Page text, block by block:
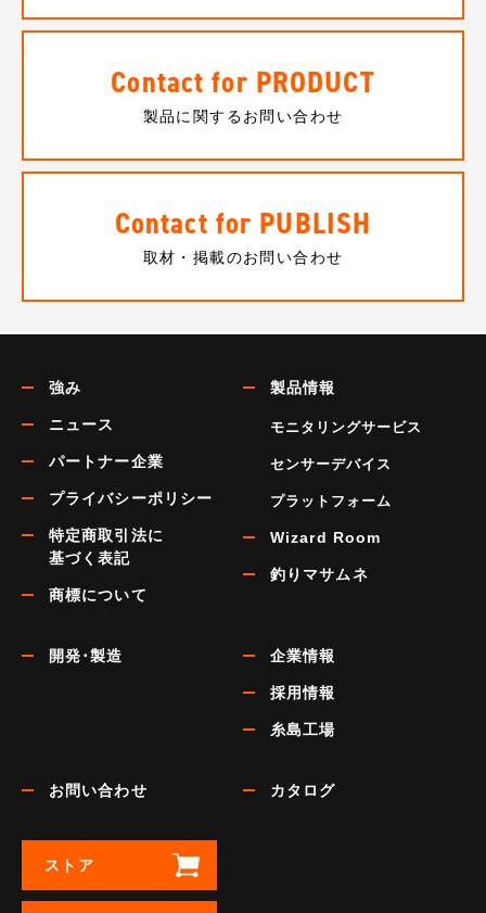
Contact for PRODUCT
製品に関するお問い合わせ
Contact for PUBLISH
取材・掲載のお問い合わせ
強み
ニュース
パートナー企業
プライバシーポリシー
特定商取引法に
基づく表記
商標について
製品情報
モニタリングサービス
センサーデバイス
プラットフォーム
Wizard Room
釣りマサムネ
開発･製造 企業情報
採用情報
糸島工場
お問い合わせ カタログ
ストア